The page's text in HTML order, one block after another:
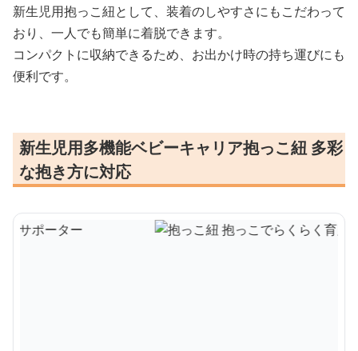
新生児用抱っこ紐として、装着のしやすさにもこだわって
おり、一人でも簡単に着脱できます。
コンパクトに収納できるため、お出かけ時の持ち運びにも
便利です。
新生児用多機能ベビーキャリア抱っこ紐 多彩
な抱き方に対応